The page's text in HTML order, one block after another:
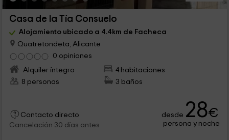
Casa de la Tía Consuelo
Alojamiento ubicado a 4.4km de Facheca
Quatretondeta, Alicante
0 opiniones
Alquiler íntegro
4 habitaciones
8 personas
3 baños
Contacto directo
Cancelación 30 días antes
desde 28€
persona y noche